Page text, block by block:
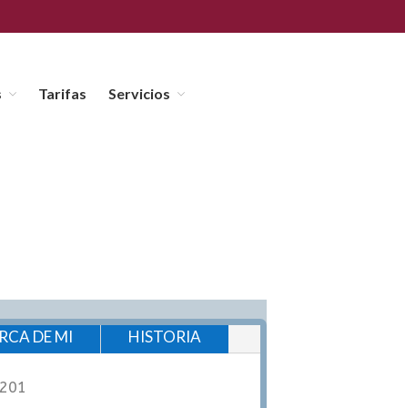
Tarifas
Servicios
DE MI HISTORIA